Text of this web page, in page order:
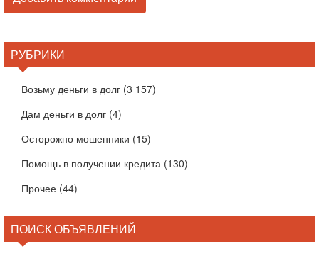
РУБРИКИ
Возьму деньги в долг (3 157)
Дам деньги в долг (4)
Осторожно мошенники (15)
Помощь в получении кредита (130)
Прочее (44)
ПОИСК ОБЪЯВЛЕНИЙ